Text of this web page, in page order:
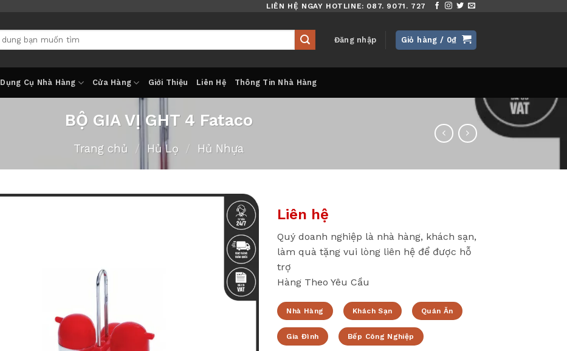
LIÊN HỆ NGAY HOTLINE: 087. 9071. 727
Đăng nhập Giỏ hàng / 0₫
Dụng Cụ Nhà Hàng Cửa Hàng Giới Thiệu Liên Hệ Thông Tin Nhà Hàng
BỘ GIA VỊ GHT 4 Fataco
Trang chủ / Hủ Lọ / Hủ Nhựa
Liên hệ
Quý doanh nghiệp là nhà hàng, khách sạn,
làm quà tặng vui lòng liên hệ để được hỗ
trợ
Hàng Theo Yêu Cầu
Nhà Hàng Khách Sạn Quán Ăn
Gia Đình Bếp Công Nghiệp